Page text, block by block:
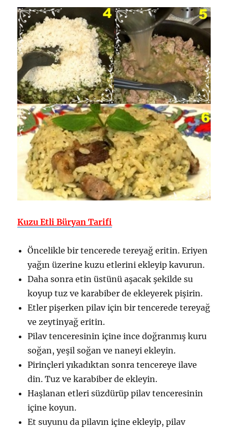
Kuzu Etli Büryan Tarifi
Öncelikle bir tencerede tereyağ eritin. Eriyen
yağın üzerine kuzu etlerini ekleyip kavurun.
Daha sonra etin üstünü aşacak şekilde su
koyup tuz ve karabiber de ekleyerek pişirin.
Etler pişerken pilav için bir tencerede tereyağ
ve zeytinyağ eritin.
Pilav tenceresinin içine ince doğranmış kuru
soğan, yeşil soğan ve naneyi ekleyin.
Pirinçleri yıkadıktan sonra tencereye ilave
din. Tuz ve karabiber de ekleyin.
Haşlanan etleri süzdürüp pilav tenceresinin
içine koyun.
Et suyunu da pilavın içine ekleyip, pilav